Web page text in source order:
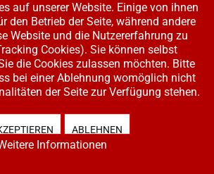
GbR
3486
auf unserer Website. Einige von ihnen
den Betrieb der Seite, während andere
Website und die Nutzererfahrung zu
Cookies). Sie können selbst
die Cookies zulassen möchten. Bitte
bei einer Ablehnung womöglich nicht
der Seite zur Verfügung stehen.
ABLEHNEN
Informationen